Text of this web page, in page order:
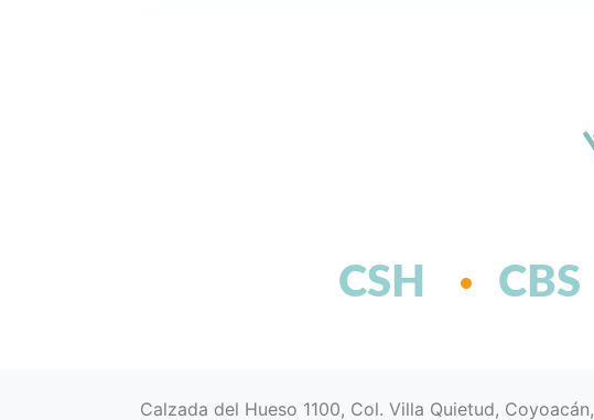
CSH CBS
Calzada del Hueso 1100, Col. Villa Quietud, Coyoacán,